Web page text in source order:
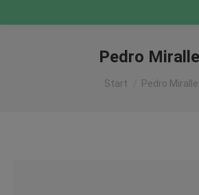
Pedro
Sie befinden sich
Start Pedro